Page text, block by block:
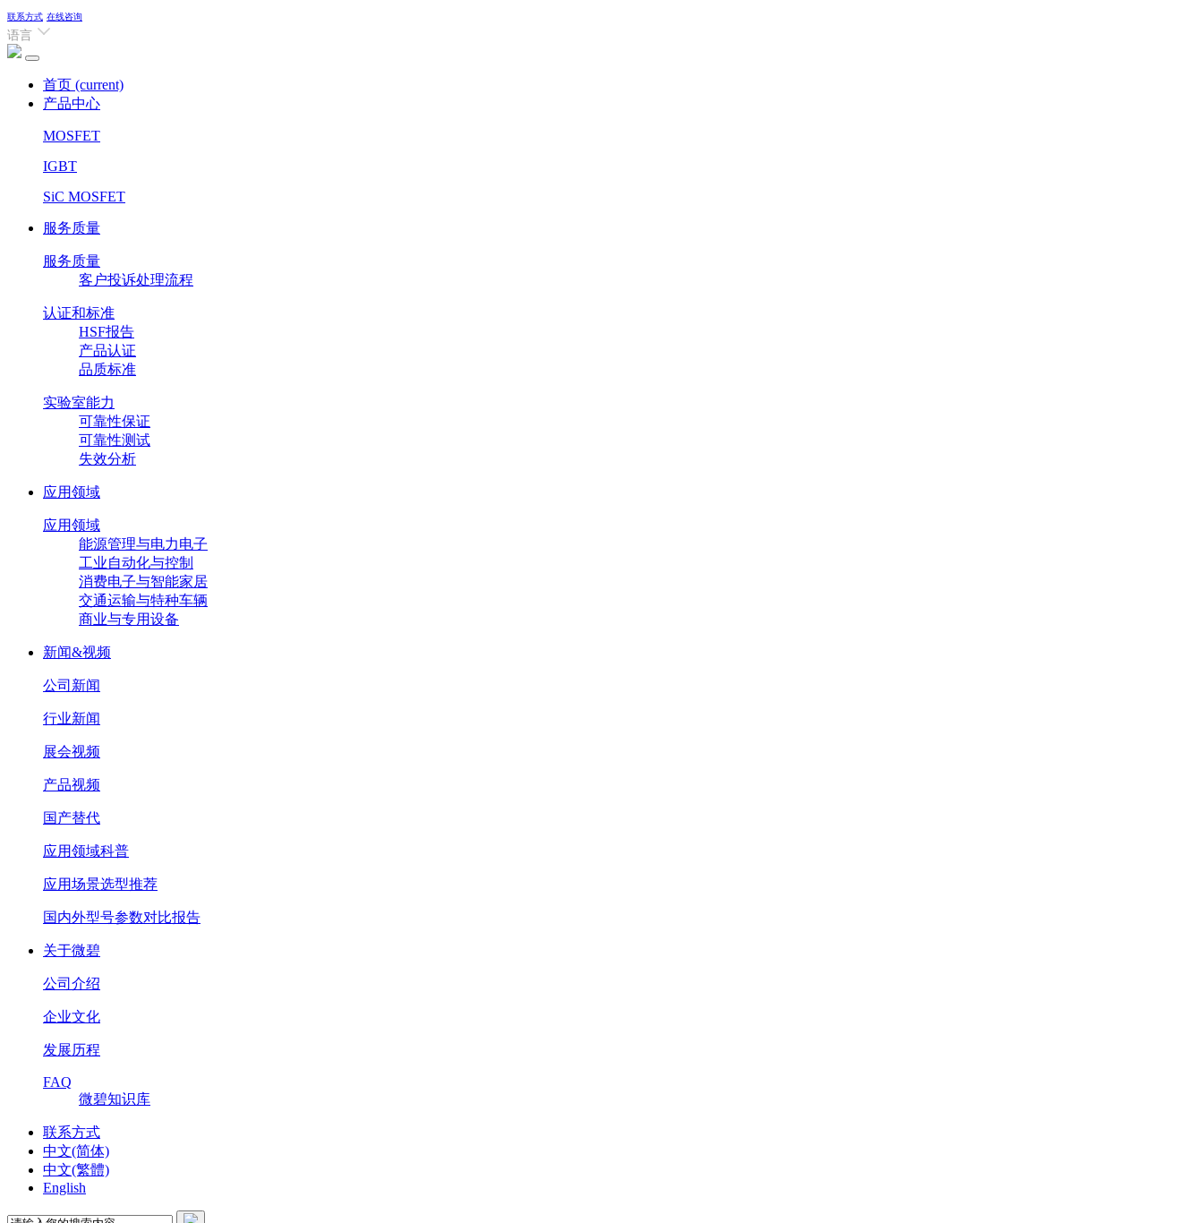
联系方式 在线咨询
语言
首页 (current)
产品中心
MOSFET
IGBT
SiC MOSFET
服务质量
服务质量
客户投诉处理流程
认证和标准
HSF报告
产品认证
品质标准
实验室能力
可靠性保证
可靠性测试
失效分析
应用领域
应用领域
能源管理与电力电子
工业自动化与控制
消费电子与智能家居
交通运输与特种车辆
商业与专用设备
新闻&视频
公司新闻
行业新闻
展会视频
产品视频
国产替代
应用领域科普
应用场景选型推荐
国内外型号参数对比报告
关于微碧
公司介绍
企业文化
发展历程
FAQ
微碧知识库
联系方式
中文(简体)
中文(繁體)
English